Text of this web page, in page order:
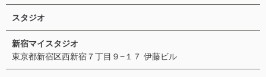
スタジオ
新宿マイスタジオ
東京都新宿区西新宿７丁目９−１７ 伊藤ビル